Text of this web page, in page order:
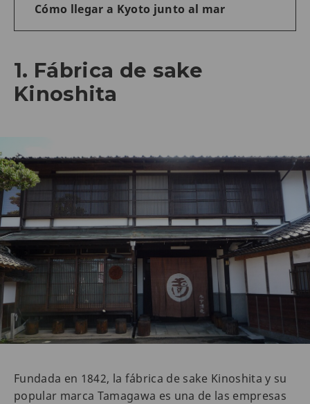
Cómo llegar a Kyoto junto al mar
1. Fábrica de sake
Kinoshita
Fundada en 1842, la fábrica de sake Kinoshita y su
popular marca Tamagawa es una de las empresas